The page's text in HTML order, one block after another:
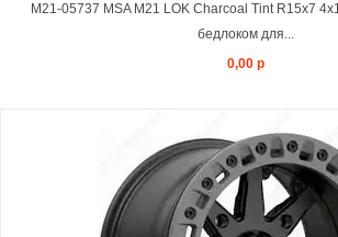
M21-05737 MSA M21 LOK Charcoal Tint R15x7
бедлоком для...
0,00 р